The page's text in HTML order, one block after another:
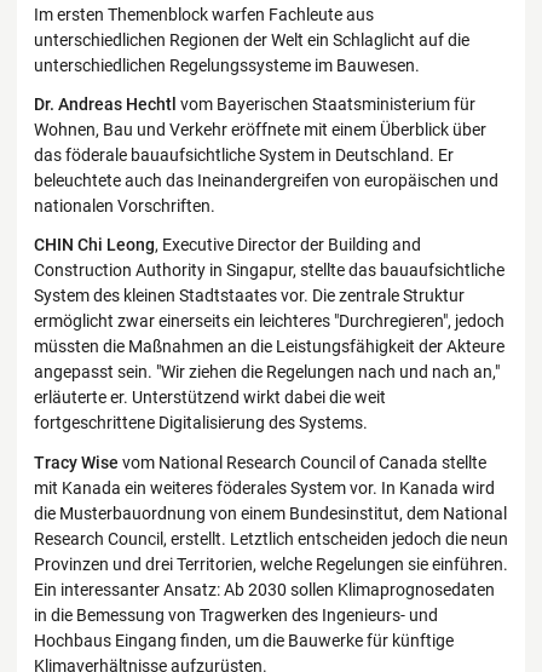
Im ersten Themenblock warfen Fachleute aus
unterschiedlichen Regionen der Welt ein Schlaglicht auf die
unterschiedlichen Regelungssysteme im Bauwesen.
Dr. Andreas Hechtl vom Bayerischen Staatsministerium für
Wohnen, Bau und Verkehr eröffnete mit einem Überblick über
das föderale bauaufsichtliche System in Deutschland. Er
beleuchtete auch das Ineinandergreifen von europäischen und
nationalen Vorschriften.
CHIN Chi Leong, Executive Director der Building and
Construction Authority in Singapur, stellte das bauaufsichtliche
System des kleinen Stadtstaates vor. Die zentrale Struktur
ermöglicht zwar einerseits ein leichteres "Durchregieren", jedoch
müssten die Maßnahmen an die Leistungsfähigkeit der Akteure
angepasst sein. "Wir ziehen die Regelungen nach und nach an,"
erläuterte er. Unterstützend wirkt dabei die weit
fortgeschrittene Digitalisierung des Systems.
Tracy Wise vom National Research Council of Canada stellte
mit Kanada ein weiteres föderales System vor. In Kanada wird
die Musterbauordnung von einem Bundesinstitut, dem National
Research Council, erstellt. Letztlich entscheiden jedoch die neun
Provinzen und drei Territorien, welche Regelungen sie einführen.
Ein interessanter Ansatz: Ab 2030 sollen Klimaprognosedaten
in die Bemessung von Tragwerken des Ingenieurs- und
Hochbaus Eingang finden, um die Bauwerke für künftige
Klimaverhältnisse aufzurüsten.